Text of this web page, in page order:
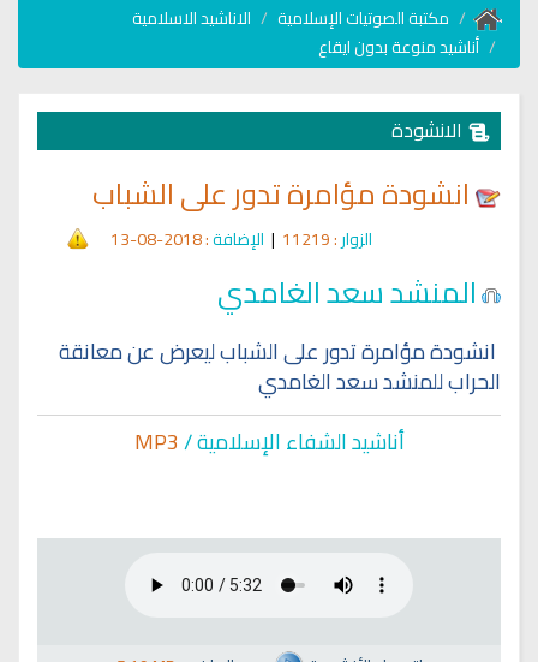
مكتبة الصوتيات الإسلامية
الاناشيد الاسلامية
أناشيد منوعة بدون ايقاع
الانشودة
انشودة مؤامرة تدور على الشباب
الزوار: 11219
| الإضافة: 2018-08-13
المنشد سعد الغامدي
انشودة مؤامرة تدور على الشباب ليعرض عن معانقة
الحراب للمنشد سعد الغامدي
أناشيد الشفاء الإسلامية /MP3